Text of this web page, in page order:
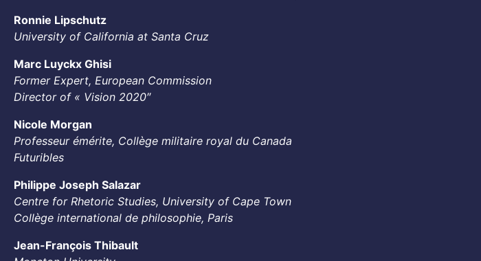
Ronnie Lipschutz
University of California at Santa Cruz
Marc Luyckx Ghisi
Former Expert, European Commission
Director of « Vision 2020″
Nicole Morgan
Professeur émérite, Collège militaire royal du Canada
Futuribles
Philippe Joseph Salazar
Centre for Rhetoric Studies, University of Cape Town
Collège international de philosophie, Paris
Jean-François Thibault